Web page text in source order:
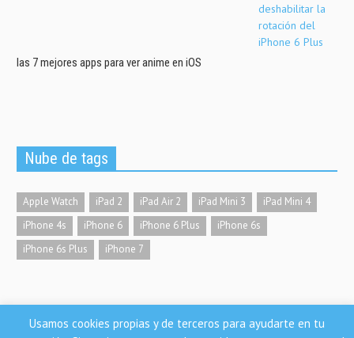
las 7 mejores apps para ver anime en iOS
Nube de tags
Apple Watch iPad 2 iPad Air 2 iPad Mini 3
iPad Mini 4
iPhone 4s
iPhone 6 iPhone 6 Plus
iPhone 6s
iPhone 6s Plus
iPhone 7
Nosoloios.com
Usamos cookies propias y de terceros para ayudarte en tu